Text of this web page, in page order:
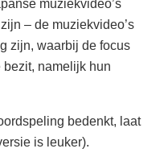
muziekvideo’s
– de muziekvideo’s
zijn, waarbij de focus
namelijk hun
bedenkt, laat
is leuker).